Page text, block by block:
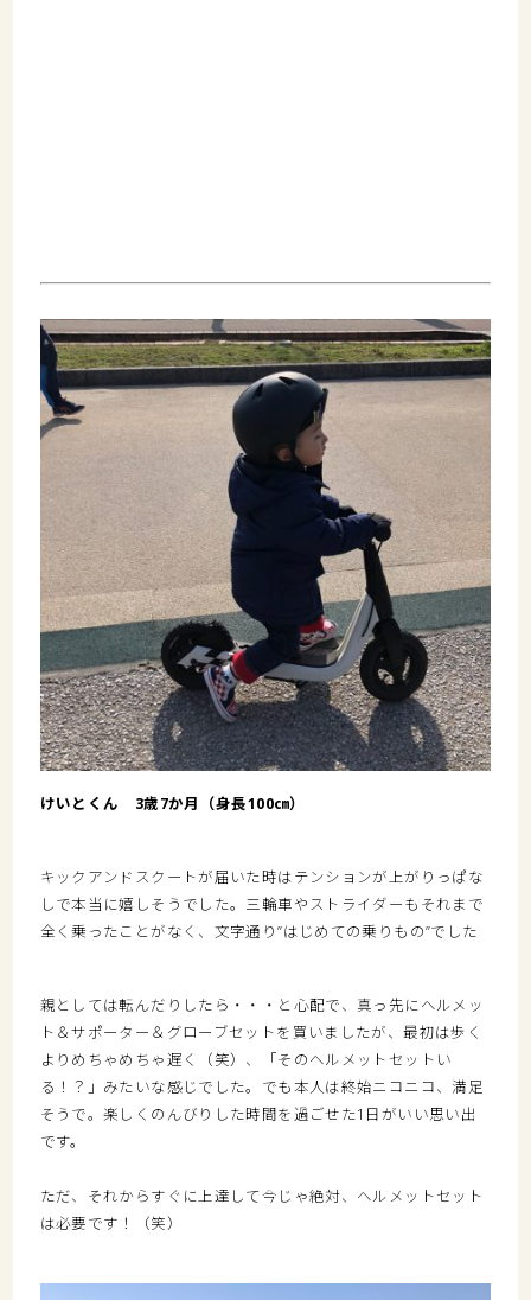
けいとくん 3歳7か月（身長100㎝）
キックアンドスクートが届いた時はテンションが上がりっぱな
しで本当に嬉しそうでした。三輪車やストライダーもそれまで
全く乗ったことがなく、文字通り”はじめての乗りもの”でした
親としては転んだりしたら・・・と心配で、真っ先にヘルメッ
ト＆サポーター＆グローブセットを買いましたが、最初は歩く
よりめちゃめちゃ遅く（笑）、「そのヘルメットセットい
る！？」みたいな感じでした。でも本人は終始ニコニコ、満足
そうで。楽しくのんびりした時間を過ごせた1日がいい思い出
です。
ただ、それからすぐに上達して今じゃ絶対、ヘルメットセット
は必要です！（笑）